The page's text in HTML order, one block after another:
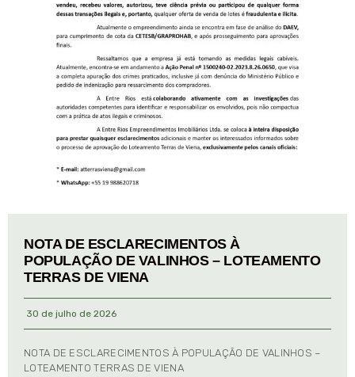
NOTA DE ESCLARECIMENTOS À
POPULAÇÃO DE VALINHOS – LOTEAMENTO
TERRAS DE VIENA
30 de julho de 2026
NOTA DE ESCLARECIMENTOS À POPULAÇÃO DE VALINHOS –
LOTEAMENTO TERRAS DE VIENA